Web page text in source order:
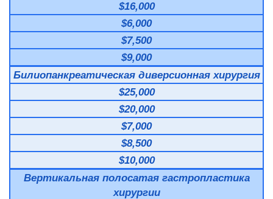
$16,000
$6,000
$7,500
$9,000
Билиопанкреатическая диверсионная хирургия
$25,000
$20,000
$7,000
$8,500
$10,000
Вертикальная полосатая гастропластика
хирургии